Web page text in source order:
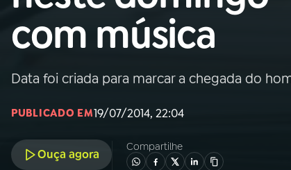
03 PROGRAMAÇÃO
04PROGRAMAS
com música
Data foi criada para marcar a chegada do
PUBLICADO EM19/07/2014, 22:04
Ouça agora
Compartilhe